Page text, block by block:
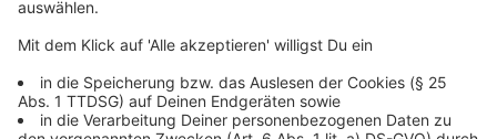
wählen.